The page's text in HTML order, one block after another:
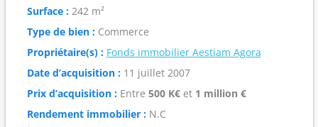
Surface :242 m²
Type de bien :Commerce
Propriétaire(s) : Fonds immobilier Aestiam Agora
Date d’acquisition :11 juillet 2007
Prix d’acquisition :Entre 500 K€et 1 million €
Rendement immobilier :N.C